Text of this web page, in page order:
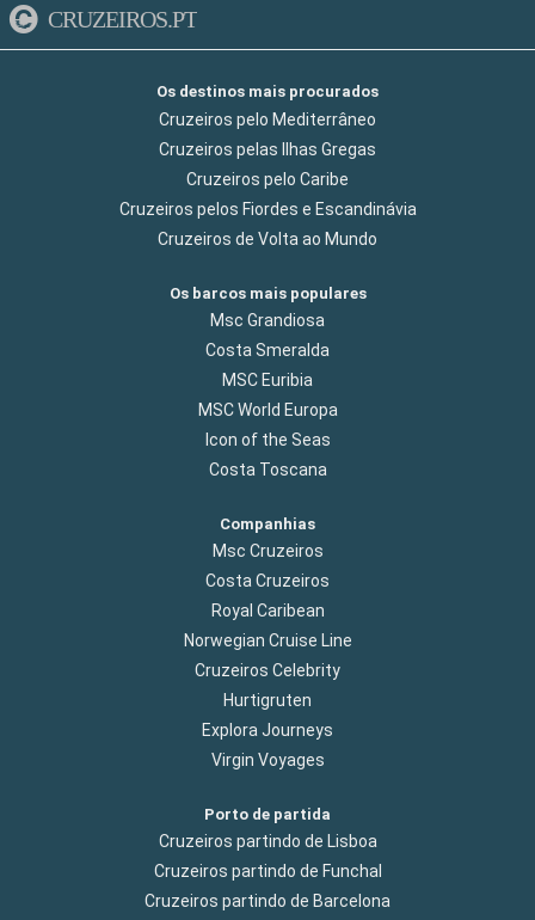
CRUZEIROS.PT
Os destinos mais procurados
Cruzeiros pelo Mediterrâneo
Cruzeiros pelas Ilhas Gregas
Cruzeiros pelo Caribe
Cruzeiros pelos Fiordes e Escandinávia
Cruzeiros de Volta ao Mundo
Os barcos mais populares
Msc Grandiosa
Costa Smeralda
MSC Euribia
MSC World Europa
Icon of the Seas
Costa Toscana
Companhias
Msc Cruzeiros
Costa Cruzeiros
Royal Caribean
Norwegian Cruise Line
Cruzeiros Celebrity
Hurtigruten
Explora Journeys
Virgin Voyages
Porto de partida
Cruzeiros partindo de Lisboa
Cruzeiros partindo de Funchal
Cruzeiros partindo de Barcelona